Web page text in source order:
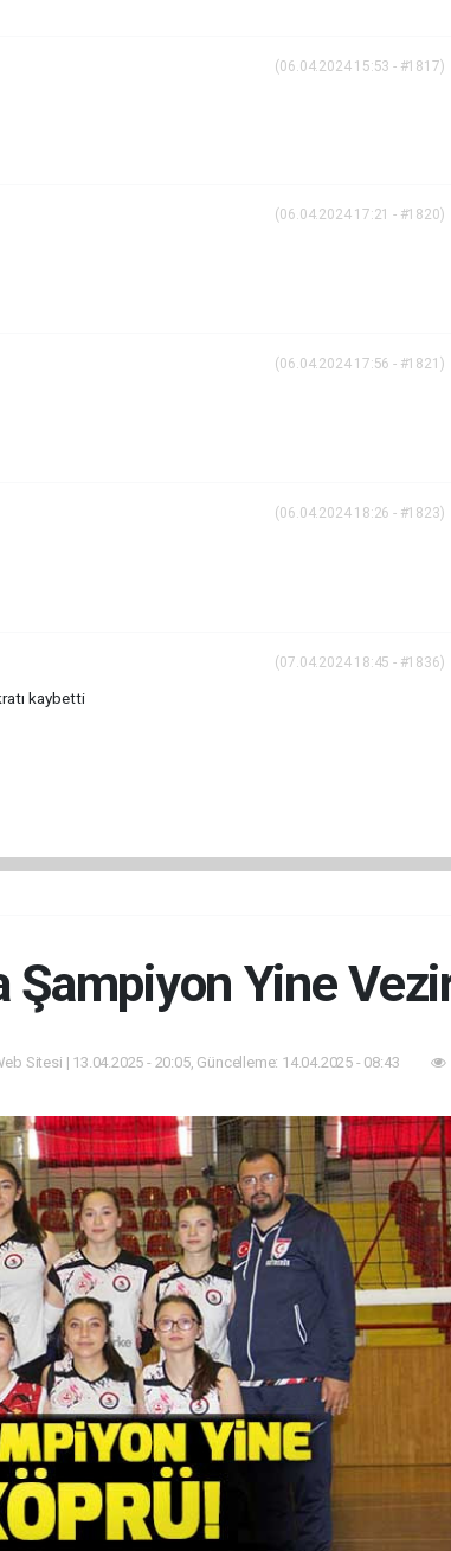
(06.04.2024 15:53 - #1817)
(06.04.2024 17:21 - #1820)
(06.04.2024 17:56 - #1821)
(06.04.2024 18:26 - #1823)
(07.04.2024 18:45 - #1836)
kaybetti
Şampiyon Yine
Sitesi | 13.04.2025 - 20:05, Güncelleme: 14.04.2025 - 08:43